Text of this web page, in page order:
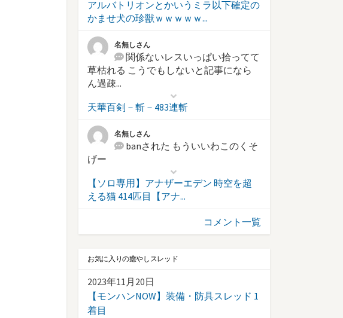
アルバトリオンとかいうミラ以下確定の
かませ犬の珍獣ｗｗｗｗｗ...
名無しさん
関係ないレスいっぱい拾ってて
草枯れる こうでもしないと記事になら
ん過疎...
天華百剣－斬－483連斬
名無しさん
banされた もういいわこのくそ
げー
【ソロ専用】アナザーエデン 時空を超
える猫 414匹目【アナ...
コメント一覧
お気に入りの癒やしスレッド
2023年11月20日
【モンハンNOW】装備・防具スレッド 1
着目